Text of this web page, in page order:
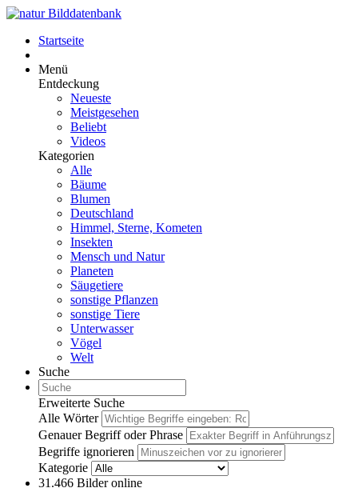
Startseite
Menü
Entdeckung
Neueste
Meistgesehen
Beliebt
Videos
Kategorien
Alle
Bäume
Blumen
Deutschland
Himmel, Sterne, Kometen
Insekten
Mensch und Natur
Planeten
Säugetiere
sonstige Pflanzen
sonstige Tiere
Unterwasser
Vögel
Welt
Suche
Erweiterte Suche
Alle Wörter
Genauer Begriff oder Phrase
Begriffe ignorieren
Kategorie
31.466 Bilder online